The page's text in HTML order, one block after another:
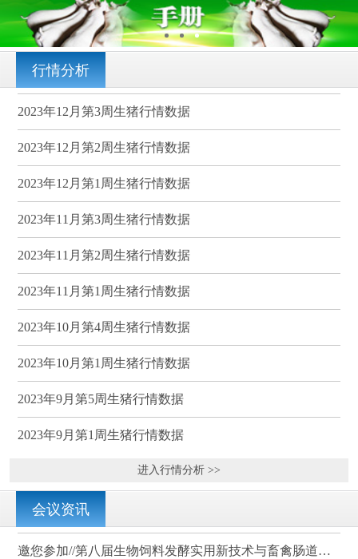
行情分析
2023年12月第3周生猪行情数据
2023年12月第2周生猪行情数据
2023年12月第1周生猪行情数据
2023年11月第3周生猪行情数据
2023年11月第2周生猪行情数据
2023年11月第1周生猪行情数据
2023年10月第4周生猪行情数据
2023年10月第1周生猪行情数据
2023年9月第5周生猪行情数据
2023年9月第1周生猪行情数据
进入行情分析 >>
会议资讯
邀您参加//第八届生物饲料发酵实用新技术与畜禽肠道健康、营养科学研讨会（武汉）